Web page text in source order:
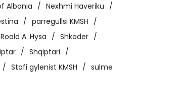
Albania
Nexhmi Haveriku
parregullsi KMSH
Roald A. Hysa
Shkoder
Shqiptari
Stafi gylenist KMSH sulme